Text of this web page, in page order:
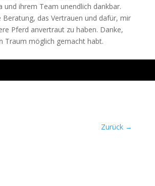
und ihrem Team unendlich dankbar.
Beratung, das Vertrauen und dafür, mir
Pferd anvertraut zu haben. Danke,
Traum möglich gemacht habt.
Zurück →